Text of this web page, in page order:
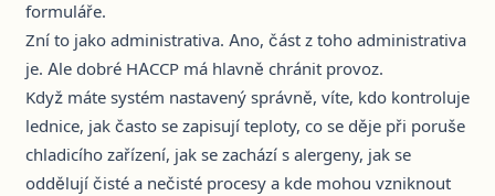
formuláře.
Zní to jako administrativa. Ano, část z toho administrativa
je. Ale dobré HACCP má hlavně chránit provoz.
Když máte systém nastavený správně, víte, kdo kontroluje
lednice, jak často se zapisují teploty, co se děje při poruše
chladicího zařízení, jak se zachází s alergeny, jak se
oddělují čisté a nečisté procesy a kde mohou vzniknout